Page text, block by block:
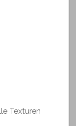
Texturen